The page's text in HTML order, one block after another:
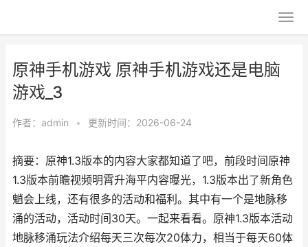
原神手机游戏 原神手机游戏还是电脑
游戏_3
作者： admin • 更新时间：2026-06-24
摘要：原神1.3版本的内容大家都知道了吧，前段时间原神
1.3版本前瞻视频明霄升海平内容曝光，1.3版本出了新角色
魈会上线，还有很多的活动和福利。其中有一个是地脉移
涌的活动，活动时间30天。一起来看看。原神1.3版本活动
地脉移涌玩法介绍每天三次每次20体力，相当于每天60体